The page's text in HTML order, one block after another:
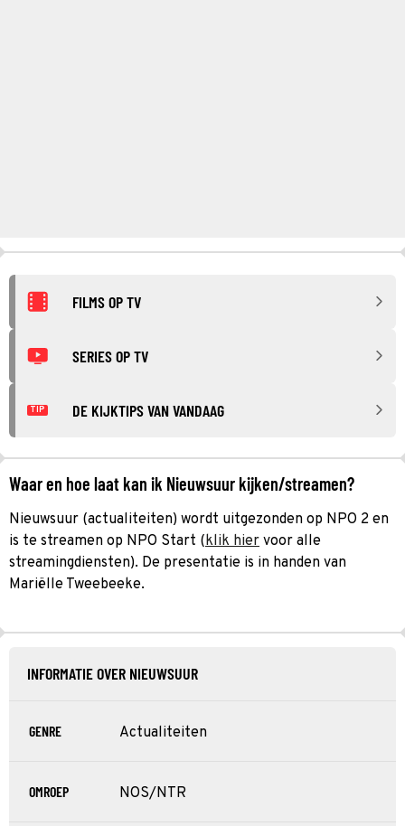
FILMS OP TV
SERIES OP TV
TIP DE KIJKTIPS VAN VANDAAG
Waar en hoe laat kan ik Nieuwsuur kijken/streamen?
Nieuwsuur (actualiteiten) wordt uitgezonden op NPO 2 en
is te streamen op NPO Start (klik hier voor alle
streamingdiensten). De presentatie is in handen van
Mariëlle Tweebeeke.
INFORMATIE OVER NIEUWSUUR
GENRE Actualiteiten
OMROEP NOS/NTR